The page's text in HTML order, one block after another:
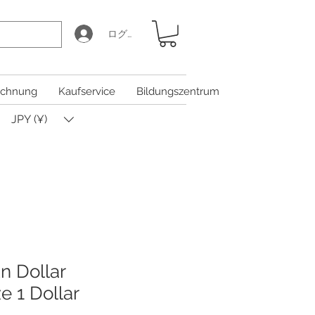
ログイン
Kaufservice Bildungszentrum
JPY (¥)
Dollar
1 Dollar